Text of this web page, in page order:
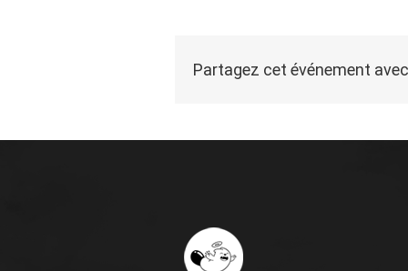
Partagez cet événement